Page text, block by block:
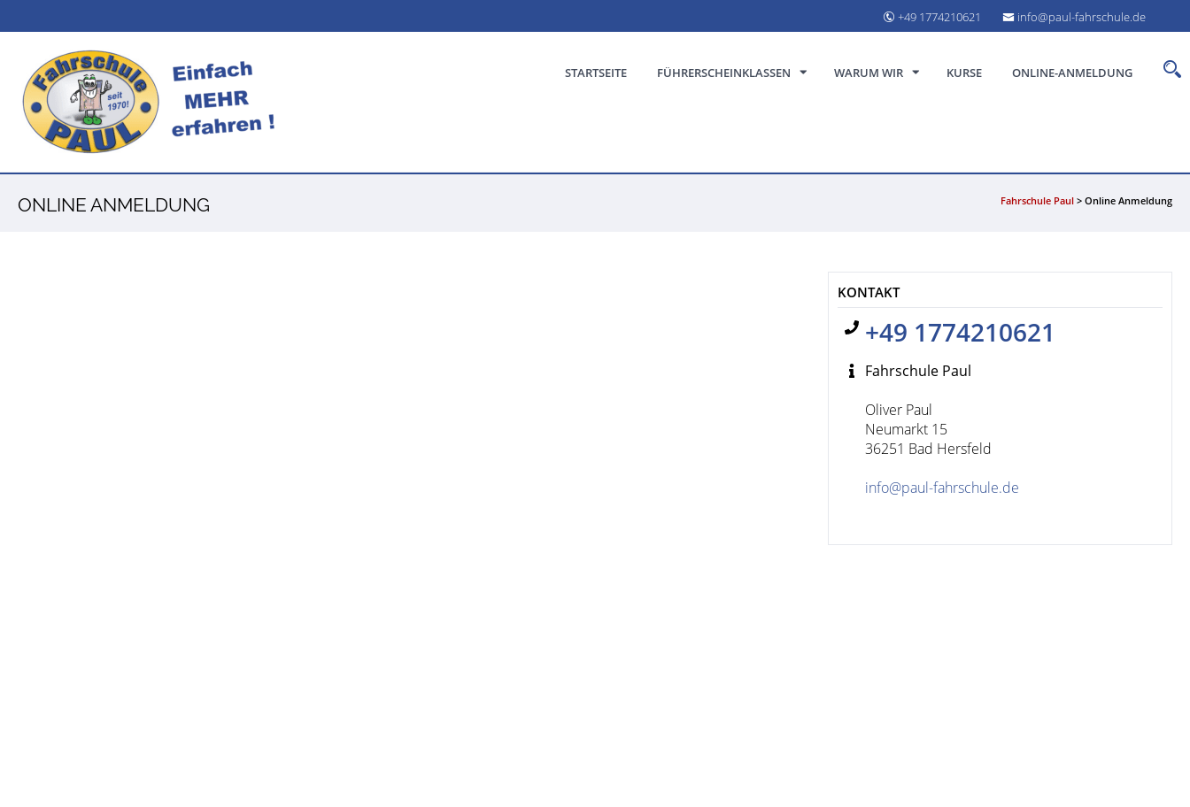
+49 1774210621 info@paul-fahrschule.de
STARTSEITE FÜHRERSCHEINKLASSEN WARUM WIR KURSE ONLINE-ANMELDUNG
ONLINE ANMELDUNG Fahrschule Paul > Online Anmeldung
KONTAKT
+49 1774210621
Fahrschule Paul
Oliver Paul
Neumarkt 15
36251 Bad Hersfeld
info@paul-fahrschule.de